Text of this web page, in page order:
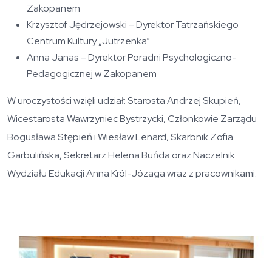
Zakopanem
Krzysztof Jędrzejowski – Dyrektor Tatrzańskiego
Centrum Kultury „Jutrzenka”
Anna Janas – Dyrektor Poradni Psychologiczno-
Pedagogicznej w Zakopanem
W uroczystości wzięli udział: Starosta Andrzej Skupień,
Wicestarosta Wawrzyniec Bystrzycki, Członkowie Zarządu
Bogusława Stępień i Wiesław Lenard, Skarbnik Zofia
Garbulińska, Sekretarz Helena Buńda oraz Naczelnik
Wydziału Edukacji Anna Król-Józaga wraz z pracownikami.